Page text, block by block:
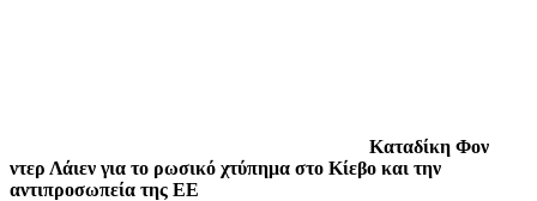
Καταδίκη Φον
ντερ Λάιεν για το ρωσικό χτύπημα στο Κίεβο και την
αντιπροσωπεία της ΕΕ